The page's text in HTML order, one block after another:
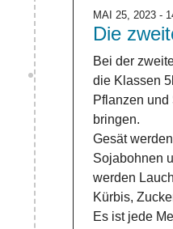
MAI 25, 2023 -
Die
Bei der
die Klassen
Pflanzen
bringen.
Gesät
Sojabohnen
werden
Kürbis,
Es ist jede